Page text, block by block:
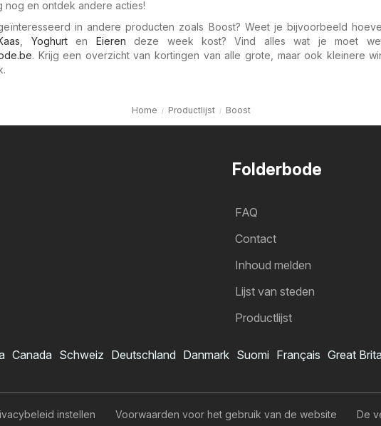
nog en ontdek andere acties!
in andere producten zoals Boost? Weet je bijvoorbeeld
Yoghurten Eieren deze week kost? Vind alles wat je moet
. Krijg een overzicht van kortingen van alle grote, maar ook kleinere
Home Productlijst Boost
Folderbode
FAQ
Contact
Inhoud melden
Lijst van steden
Productlijst
Canada Schweiz Deutschland Danmark Suomi Français Great
instellen Voorwaarden voor het gebruik van de website De